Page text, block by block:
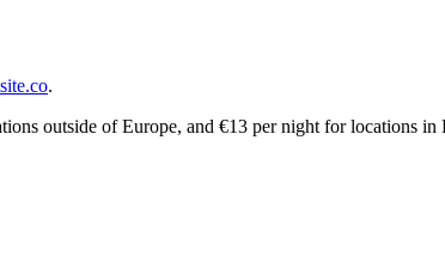
.
outside of Europe, and €13 per night for locations